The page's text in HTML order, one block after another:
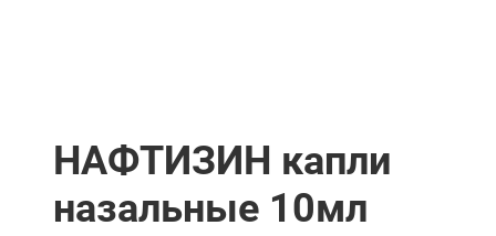
НАФТИЗИН капли
назальные 10мл